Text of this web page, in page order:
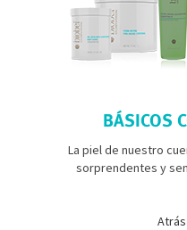
BÁSICOS
La piel de nuestro
sorprendentes y
Atrás